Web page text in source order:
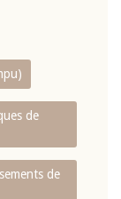
de
de